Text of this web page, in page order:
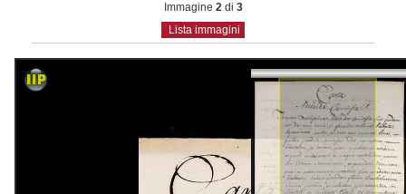
Immagine 2di 3
Lista immagini